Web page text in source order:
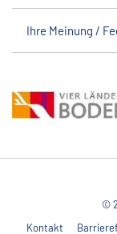
Ihre Meinung /
©
Kontakt